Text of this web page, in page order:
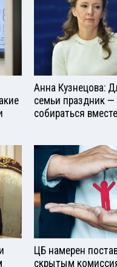
Анна Кузнецова:
семьи праздник —
собираться вместе
ЦБ намерен
скрытым